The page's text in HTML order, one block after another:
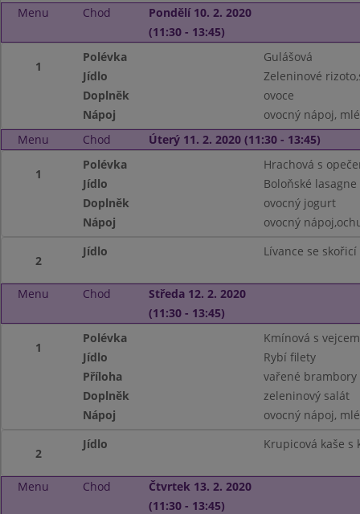
Menu Chod
Pondělí 10. 2. 2020
(11:30 - 13:45)
1
Polévka
Gulášová
Jídlo
Zeleninové
Doplněk
ovoce
Nápoj
ovocný nápoj,
Menu
Chod Úterý 11. 2. 2020 (11:30 - 13:45)
1
Polévka
Hrachová s
Jídlo
Boloňské lasagne
Doplněk
ovocný jogurt
Nápoj
ovocný
2
Jídlo Lívance se skořicí
Menu Chod
Středa 12. 2. 2020
(11:30 - 13:45)
1
Polévka
Kmínová s vejcem
Jídlo
Rybí filety
Příloha
vařené brambory
Doplněk
zeleninový salát
Nápoj
ovocný nápoj,
2
Jídlo Krupicová kaše s
Menu Chod
Čtvrtek 13. 2. 2020
(11:30 - 13:45)